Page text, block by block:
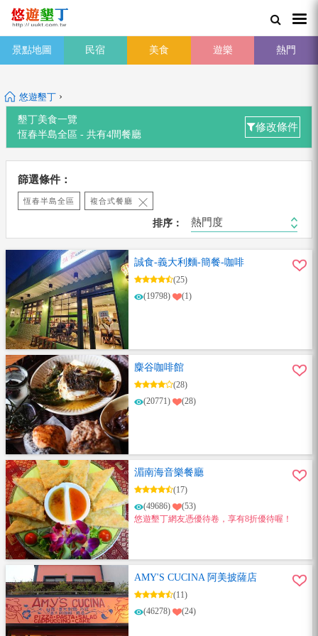
景點地圖 民宿 美食 遊樂 熱門
悠遊墾丁 ›
墾丁美食一覽
恆春半島全區 - 共有4間餐廳
修改條件
篩選條件：
恆春半島全區 複合式餐廳
排序： 熱門度
誠食-義大利麵-簡餐-咖啡
(25)
(19798)
(1)
麋谷咖啡館
(28)
(20771)
(28)
湄南海音樂餐廳
(17)
(49686)
(53)
悠遊墾丁網友憑優待卷，享有8折優待喔！
AMY'S CUCINA 阿美披薩店
(11)
(46278)
(24)